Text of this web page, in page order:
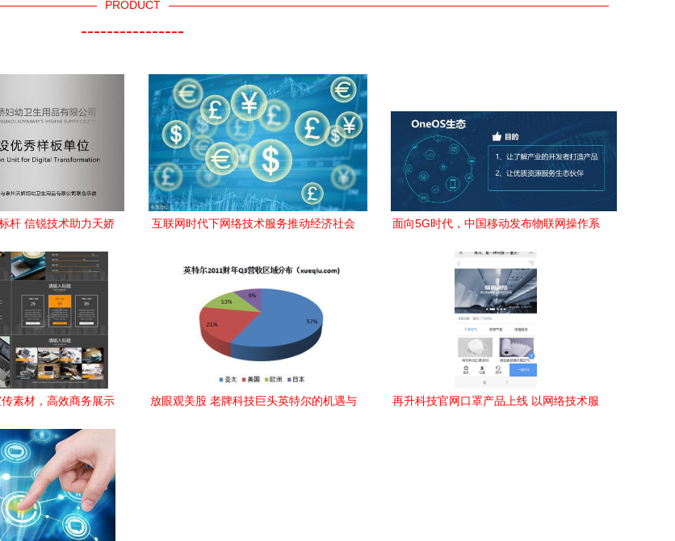
PRODUCT
----------------
杆 信锐技术助力天娇
互联网时代下网络技术服务推动经济社会
面向5G时代，中国移动发布物联网操作系
素材，高效商务展示
放眼观美股 老牌科技巨头英特尔的机遇与
再升科技官网口罩产品上线 以网络技术服